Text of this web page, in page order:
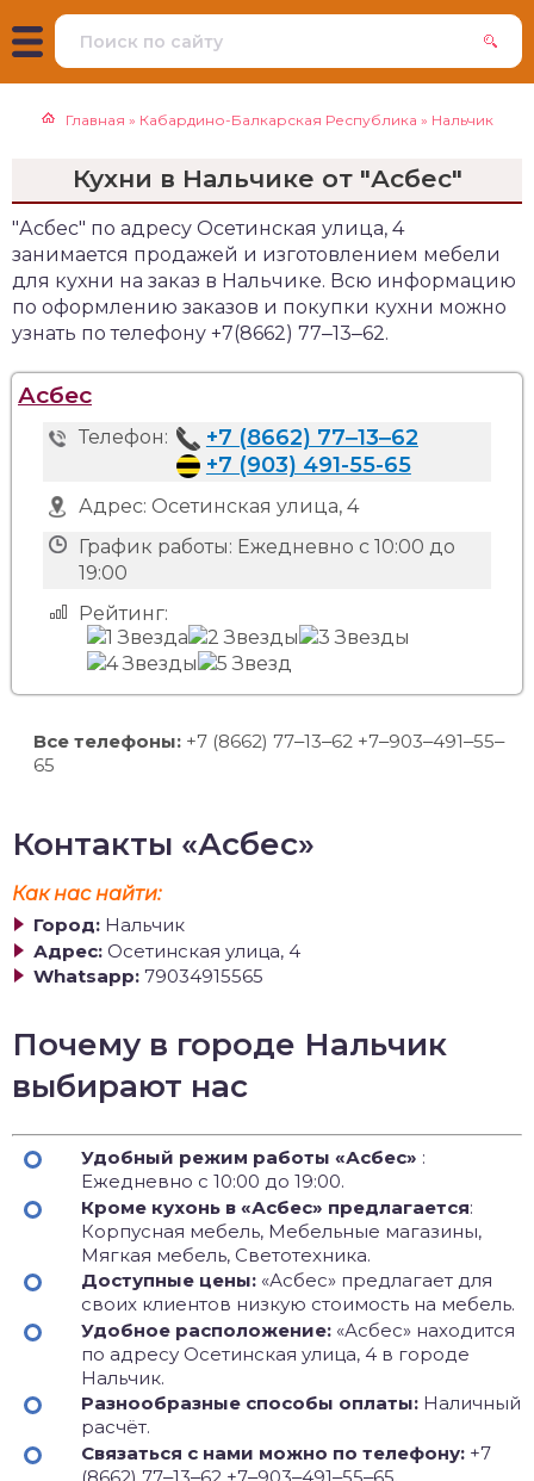
Главная » Кабардино-Балкарская Республика » Нальчик
Кухни в Нальчике от "Асбес"
"Асбес" по адресу Осетинская улица, 4
занимается продажей и изготовлением мебели
для кухни на заказ в Нальчике. Всю информацию
по оформлению заказов и покупки кухни можно
узнать по телефону +7(8662) 77‒13‒62.
Асбес
Телефон:
+7 (8662) 77‒13‒62
+7 (903) 491-55-65
Адрес: Осетинская улица, 4
График работы: Ежедневно с 10:00 до
19:00
Рейтинг:
Все телефоны: +7 (8662) 77‒13‒62 +7‒903‒491‒55‒
65
Контакты «Асбес»
Как нас найти:
Город: Нальчик
Адрес: Осетинская улица, 4
Whatsapp: 79034915565
Почему в городе Нальчик
выбирают нас
Удобный режим работы «Асбес» :
Ежедневно с 10:00 до 19:00.
Кроме кухонь в «Асбес» предлагается:
Корпусная мебель, Мебельные магазины,
Мягкая мебель, Светотехника.
Доступные цены: «Асбес» предлагает для
своих клиентов низкую стоимость на мебель.
Удобное расположение: «Асбес» находится
по адресу Осетинская улица, 4 в городе
Нальчик.
Разнообразные способы оплаты: Наличный
расчёт.
Связаться с нами можно по телефону: +7
(8662) 77‒13‒62 +7‒903‒491‒55‒65.